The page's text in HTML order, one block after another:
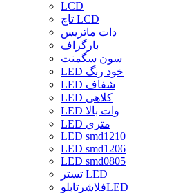
LCD
تاچ LCD
دات ماتریس
بارگراف
سون سگمنت
LED خود رنگ
LED شفاف
LED کلاهی
LED وات بالا
LED متری
LED smd1210
LED smd1206
LED smd0805
تستر LED
فلاشرتابلوLED